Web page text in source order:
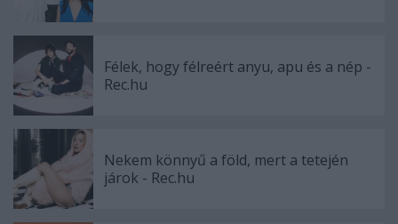
Félek, hogy félreért anyu, apu és a nép -
Rec.hu
Nekem könnyű a föld, mert a tetején
járok - Rec.hu